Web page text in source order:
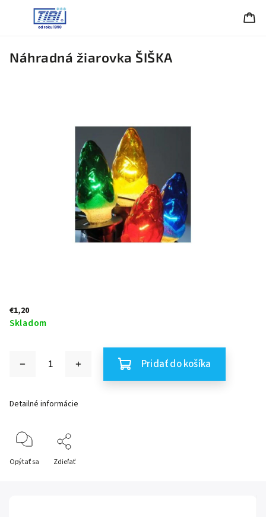
Náhradná žiarovka ŠIŠKA
€1,20
Skladom
Pridať do košíka
Detailné informácie
Opýtať sa Zdieľať